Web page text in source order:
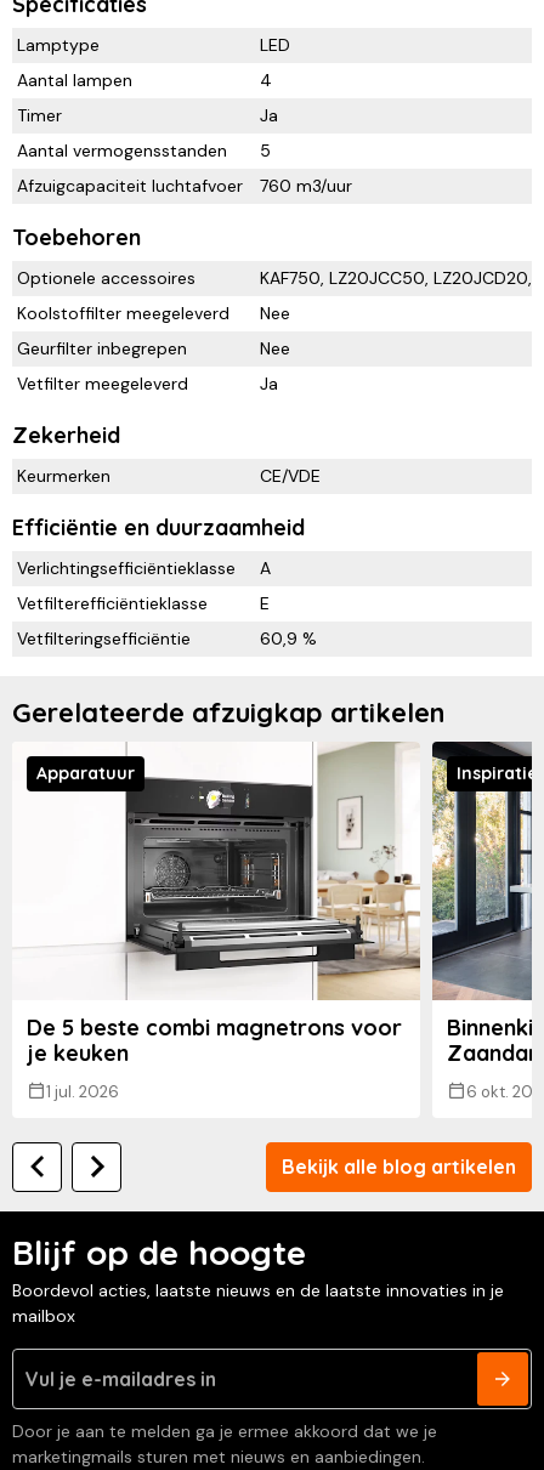
Lamptype
LED
Aantal lampen
4
Timer
Ja
Aantal vermogensstanden
5
Afzuigcapaciteit luchtafvoer
760 m3/uur
Toebehoren
Optionele accessoires
KAF750, LZ20JCC50, LZ20JCD20,
Koolstoffilter meegeleverd
Nee
Geurfilter inbegrepen
Nee
Vetfilter meegeleverd
Ja
Zekerheid
Keurmerken CE/VDE
Efficiëntie en duurzaamheid
Verlichtingsefficiëntieklasse
A
Vetfilterefficiëntieklasse
E
Vetfilteringsefficiëntie
60,9 %
Gerelateerde afzuigkap artikelen
Apparatuur
De 5 beste combi magnetrons voor
je keuken
1 jul. 2026
Inspiratie
6 okt.
Bekijk alle blog artikelen
Blijf op de hoogte
Boordevol acties, laatste nieuws en de laatste innovaties in je
mailbox
Door je aan te melden ga je ermee akkoord dat we je
marketingmails sturen met nieuws en aanbiedingen.